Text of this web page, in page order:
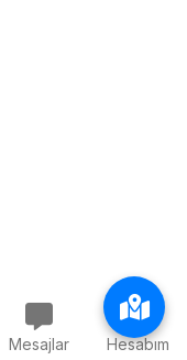
Mesajlar Hesabım